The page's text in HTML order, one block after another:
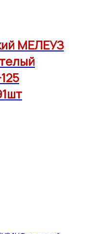
МЕЛЕУЗ